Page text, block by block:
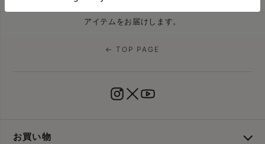
アイテムをお届けします。
← TOP PAGE
お買い物